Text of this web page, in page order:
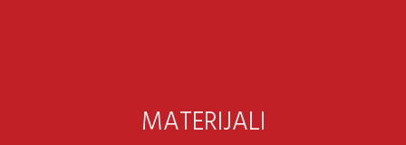
MATERIJALI